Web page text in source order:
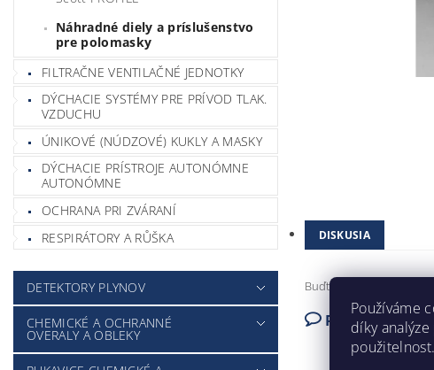
Náhradné diely a príslušenstvo
pre polomasky
FILTRAČNE VENTILAČNÉ JEDNOTKY
DÝCHACIE SYSTÉMY PRE PRÍVOD TLAK.
VZDUCHU
ÚNIKOVÉ (NÚDZOVÉ) KUKLY A MASKY
DÝCHACIE PRÍSTROJE AUTONÓMNE
AUTONÓMNE
OCHRANA PRI ZVÁRANÍ
RESPIRÁTORY A RŮŠKA
DETEKTORY PLYNOV
CHEMICKÉ A OCHRANNÉ
OVERALY A OBLEKY
DISKUSIA
Buďte prvý, kto napíše
Pridať
Používáme
díky